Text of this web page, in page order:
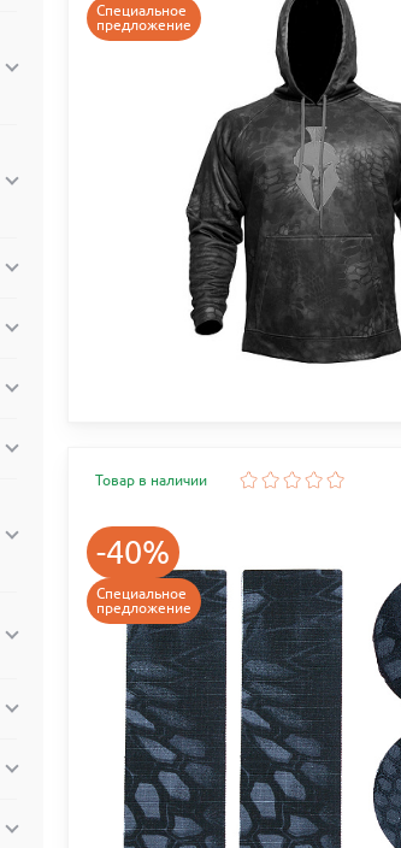
Специальное
предложение
Товар в наличии
-40%
Специальное
предложение